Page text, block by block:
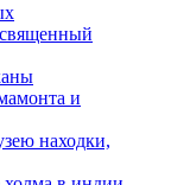
и
находки,